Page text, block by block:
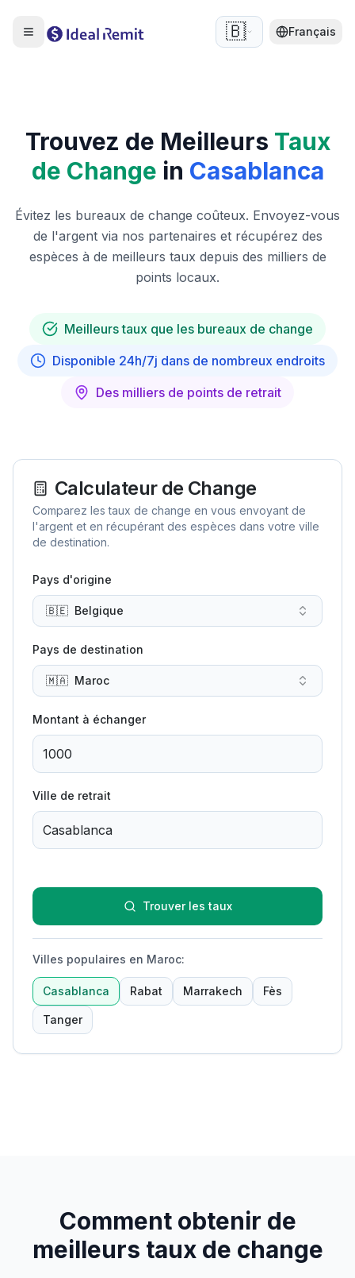
🇧🇪 Français
Trouvez de Meilleurs Taux
de Change in Casablanca
Évitez les bureaux de change coûteux. Envoyez-vous
de l'argent via nos partenaires et récupérez des
espèces à de meilleurs taux depuis des milliers de
points locaux.
Meilleurs taux que les bureaux de change
Disponible 24h/7j dans de nombreux endroits
Des milliers de points de retrait
Calculateur de Change
Comparez les taux de change en vous envoyant de
l'argent et en récupérant des espèces dans votre ville
de destination.
Pays d'origine
🇧🇪 Belgique
Pays de destination
🇲🇦 Maroc
Montant à échanger
Ville de retrait
Trouver les taux
Villes populaires en Maroc:
Casablanca Rabat Marrakech Fès
Tanger
Comment obtenir de
meilleurs taux de change